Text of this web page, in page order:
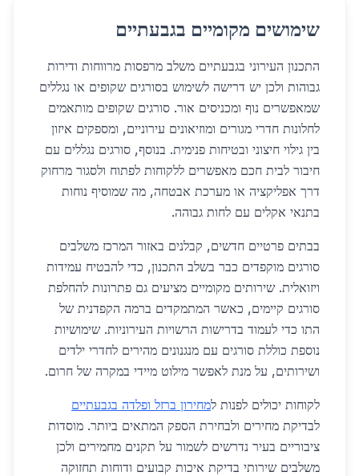
שימושים מקומיים בגבעתיים
התכנון העירוני בגבעתיים משלב מרפסות מרווחות ודירות
גבוהות ולכן יש דרישה לשימוש בסורגים שקופים או נגללים
שמאפשרים נוף ומכניסים אור. סורגים שקופים מותאמים
לחלונות חדרי מגורים ומוזיאונים עירוניים, ומספקים איזון
בין גילוי חיצוני ובטיחות פנימית. בנוסף, סורגים נגללים עם
חיבור לבית חכם מאפשרים ללקוחות לפתוח ולסגור מרחוק
דרך אפליקציה או מערכת אבטחה, מה שמוסיף נוחות
בתנאי אקלים עם לחות גבוהה.
בבתים פרטיים חדשים, קבלנים באזור המרכז משלבים
סורגים מוקפדים כבר בשלב התכנון, כדי להבטיח עמידות
ויזואלית. שירותים מקומיים מציעים גם פתרונות להחלפת
סורגים קיימים, כאשר המתמקדים ברמה הקפדנית של
התו כדי לעמוד בדרישות הרשויות העירוניות. שימושיות
נוספת כוללת סורגים עם מנגנונים מהירים לחדרי ילדים
ושירותים, על מנת לאפשר מילוט מיידי במקרה של חרום.
לקוחות יכולים לפנות למחירון ברזל ופלדה בגבעתיים
לבדיקת מחירים ולבחירת הספק המתאים ביותר. מוסדות
ציבוריים בעיר נדרשים לשמור על תקנים מחמירים ולכן
משלבים שירותי בדיקת איכות קבועים ודוחות תחזוקה